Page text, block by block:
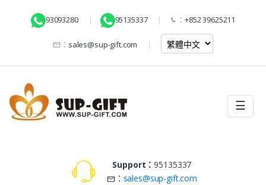
93093280 95135337 ： +852 39625211
： sales@sup-gift.com
☰
Support：95135337
： sales@sup-gift.com